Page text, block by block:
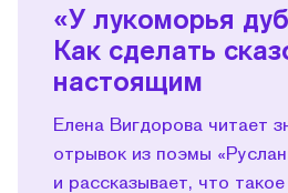
«У лукоморья
Как сделать
настоящим
Елена Вигдорова читает
отрывок из поэмы
и рассказывает, что